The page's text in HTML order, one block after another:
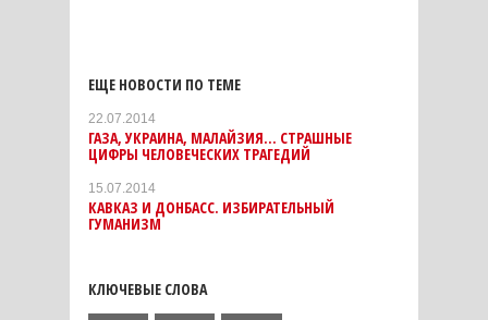
ЕЩЕ НОВОСТИ ПО ТЕМЕ
22.07.2014
ГАЗА, УКРАИНА, МАЛАЙЗИЯ... СТРАШНЫЕ
ЦИФРЫ ЧЕЛОВЕЧЕСКИХ ТРАГЕДИЙ
15.07.2014
КАВКАЗ И ДОНБАСС. ИЗБИРАТЕЛЬНЫЙ
ГУМАНИЗМ
КЛЮЧЕВЫЕ СЛОВА